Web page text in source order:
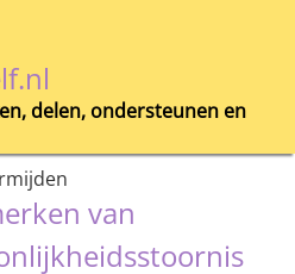
delen, ondersteunen en
van